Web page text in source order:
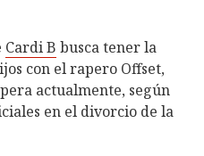
Cardi B busca tener la
con el rapero Offset,
actualmente, según
en el divorcio de la